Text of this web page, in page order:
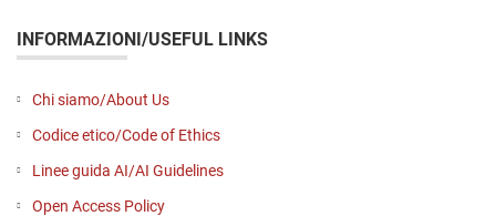
INFORMAZIONI/USEFUL LINKS
Chi siamo/About Us
Codice etico/Code of Ethics
Linee guida AI/AI Guidelines
Open Access Policy